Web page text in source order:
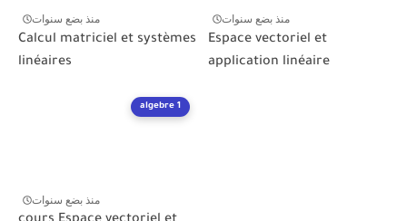
منذ بضع سنوات
Calcul matriciel et systèmes
linéaires
منذ بضع سنوات
Espace vectoriel et
application linéaire
algebre 1
منذ بضع سنوات